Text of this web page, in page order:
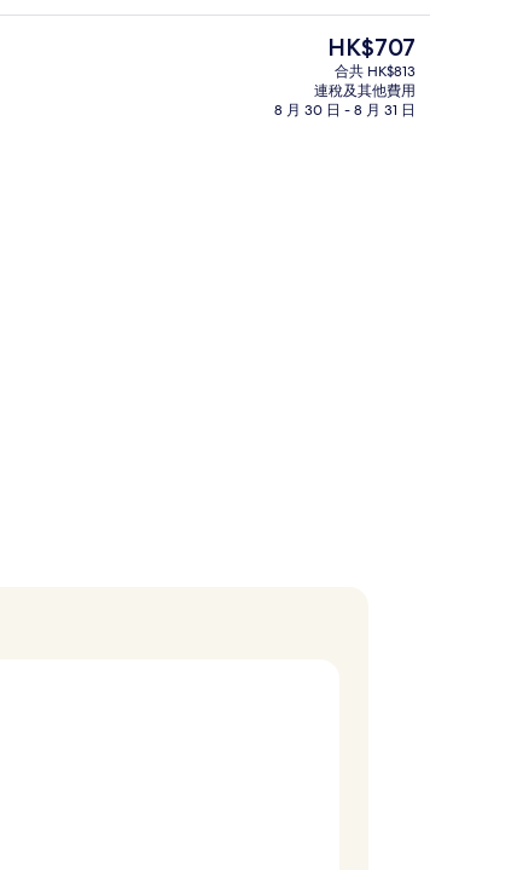
高級寢具、羽絨被、特厚豪華床墊、
現
價
HK$707
HK$707
合共 HK$813
連稅及其他費用
8 月 30 日 - 8 月 31 日